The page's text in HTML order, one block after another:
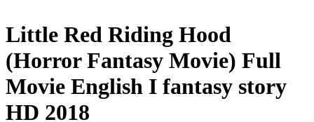
Little Red Riding Hood
(Horror Fantasy Movie) Full
Movie English I fantasy story
HD 2018